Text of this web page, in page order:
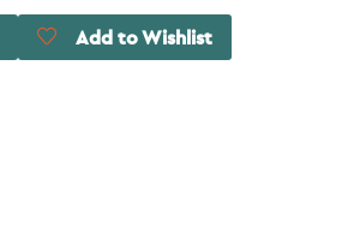
Add to Wishlist